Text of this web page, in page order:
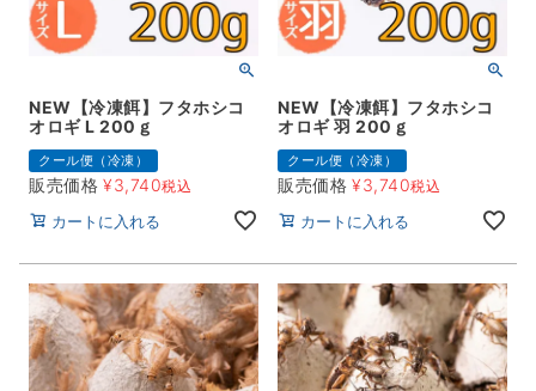
NEW【冷凍餌】フタホシコ
オロギ L 200ｇ
クール便（冷凍）
販売価格 ¥3,740税込
カートに入れる
NEW【冷凍餌】フタホシコ
オロギ 羽 200ｇ
クール便（冷凍）
販売価格 ¥3,740税込
カートに入れる